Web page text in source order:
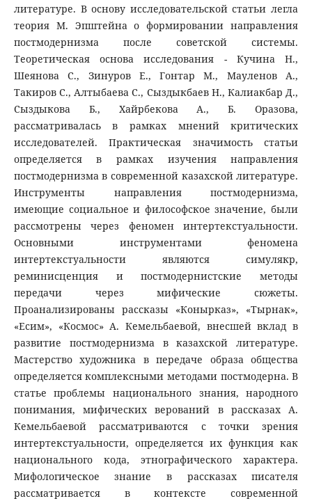
литературе. В основу исследовательской статьи легла
теория М. Эпштейна о формировании направления
постмодернизма после советской системы.
Теоретическая основа исследования - Кучина Н.,
Шеянова С., Зинуров Е., Гонтар М., Мауленов А.,
Такиров С., Алтыбаева С., Сыздыкбаев Н., Калиакбар Д.,
Сыздыкова Б., Хайрбекова А., Б. Оразова,
рассматривалась в рамках мнений критических
исследователей. Практическая значимость статьи
определяется в рамках изучения направления
постмодернизма в современной казахской литературе.
Инструменты направления постмодернизма,
имеющие социальное и философское значение, были
рассмотрены через феномен интертекстуальности.
Основными инструментами феномена
интертекстуальности являются симулякр,
реминисценция и постмодернистские методы
передачи через мифические сюжеты.
Проанализированы рассказы «Конырказ», «Тырнак»,
«Есим», «Космос» А. Кемельбаевой, внесшей вклад в
развитие постмодернизма в казахской литературе.
Мастерство художника в передаче образа общества
определяется комплексными методами постмодерна. В
статье проблемы национального знания, народного
понимания, мифических верований в рассказах А.
Кемельбаевой рассматриваются с точки зрения
интертекстуальности, определяется их функция как
национального кода, этнографического характера.
Мифологическое знание в рассказах писателя
рассматривается в контексте современной